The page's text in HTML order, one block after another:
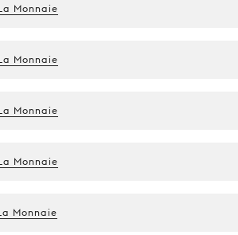
Monnaie
Monnaie
Monnaie
Monnaie
Monnaie